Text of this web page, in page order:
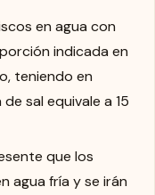
en agua con
indicada en
teniendo en
sal equivale a 15
que los
agua fría y se irán